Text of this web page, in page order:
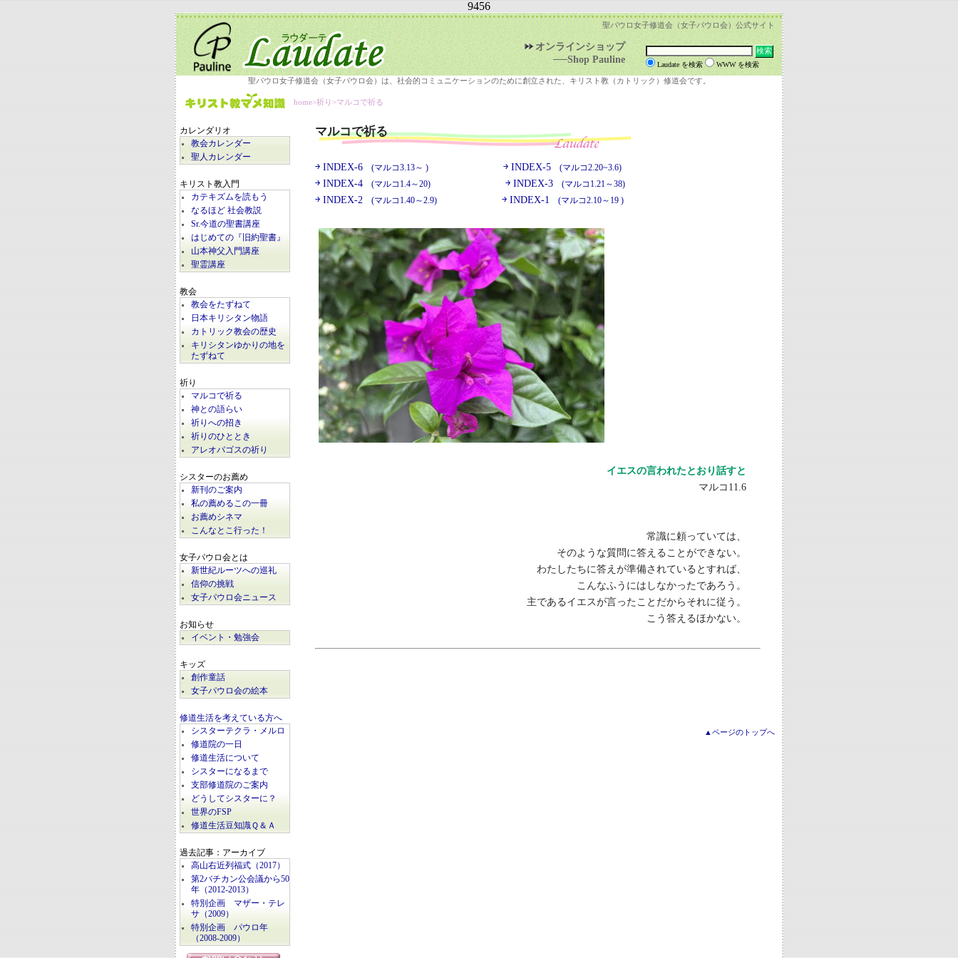
9456
聖パウロ女子修道会（女子パウロ会）公式サイト
オンラインショップ
──Shop Pauline
Laudate を検索 WWW を検索
聖パウロ女子修道会（女子パウロ会）は、社会的コミュニケーションのために創立された、キリスト教（カトリック）修道会です。
カレンダリオ
教会カレンダー
聖人カレンダー
キリスト教入門
カテキズムを読もう
なるほど 社会教説
Sr.今道の聖書講座
はじめての『旧約聖書』
山本神父入門講座
聖霊講座
教会
教会をたずねて
日本キリシタン物語
カトリック教会の歴史
キリシタンゆかりの地を
たずねて
祈り
マルコで祈る
神との語らい
祈りへの招き
祈りのひととき
アレオパゴスの祈り
シスターのお薦め
新刊のご案内
私の薦めるこの一冊
お薦めシネマ
こんなとこ行った！
女子パウロ会とは
新世紀ルーツへの巡礼
信仰の挑戦
女子パウロ会ニュース
お知らせ
イベント・勉強会
キッズ
創作童話
女子パウロ会の絵本
修道生活を考えている方へ
シスターテクラ・メルロ
修道院の一日
修道生活について
シスターになるまで
支部修道院のご案内
どうしてシスターに？
世界のFSP
修道生活豆知識Ｑ＆Ａ
過去記事：アーカイブ
高山右近列福式（2017）
第2バチカン公会議から50
年（2012-2013）
特別企画 マザー・テレ
サ（2009）
特別企画 パウロ年
（2008-2009）
home>祈り>マルコで祈る
マルコで祈る
￫ INDEX-6 (マルコ3.13～ ) ￫ INDEX-5 (マルコ2.20~3.6)
￫ INDEX-4 (マルコ1.4～20) ￫ INDEX-3 (マルコ1.21～38)
￫ INDEX-2 (マルコ1.40～2.9) ￫ INDEX-1 (マルコ2.10～19 )
イエスの言われたとおり話すと
マルコ11.6
常識に頼っていては、
そのような質問に答えることができない。
わたしたちに答えが準備されているとすれば、
こんなふうにはしなかったであろう。
主であるイエスが言ったことだからそれに従う。
こう答えるほかない。
▲ページのトップへ